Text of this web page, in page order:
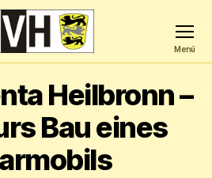
Landesverband
Baden-
Württemberg
e.V.
Menü
Heilbronn –
Bau eines